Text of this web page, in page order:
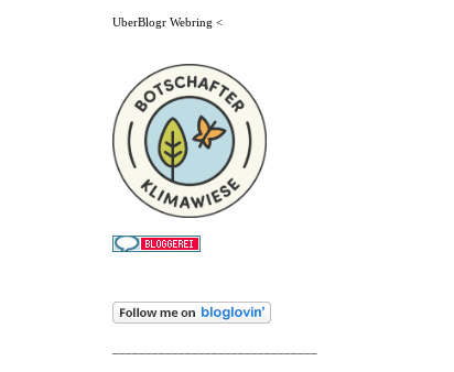
UberBlogr Webring <